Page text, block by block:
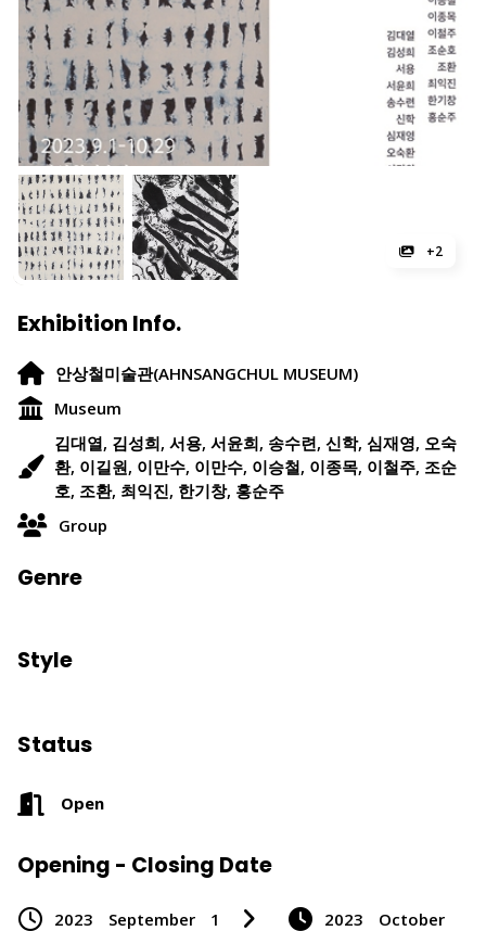
+2
Exhibition Info.
안상철미술관(AHNSANGCHUL MUSEUM)
Museum
김대열, 김성희, 서용, 서윤희, 송수련, 신학, 심재영, 오숙
환, 이길원, 이만수, 이만수, 이승철, 이종목, 이철주, 조순
호, 조환, 최익진, 한기창, 홍순주
Group
Genre
Style
Status
Open
Opening - Closing Date
2023 September 1 2023
October